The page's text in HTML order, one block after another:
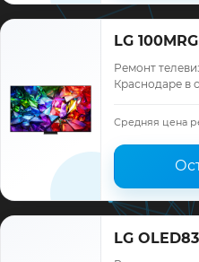
LG
Ремонт
Краснодаре в
запчасти и
Средняя цена
LG